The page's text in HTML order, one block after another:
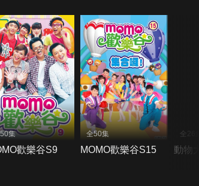
集
歡樂谷S9
全50集
MOMO歡樂谷S15
全26
動物